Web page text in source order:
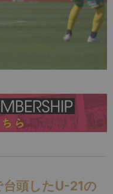
台頭したU-21の